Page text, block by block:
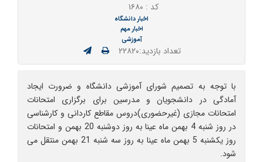
کد : ۱۶۸۰
اخبار دانشگاه
اخبار مهم
آموزشی
تعداد بازدید:۲۲۸۲۰
با توجه به تصمیم شورای آموزشی دانشگاه و ضرورت ایجاد
آمادگی در دانشجویان و مدرسین برای برگزاری امتحانات
امتحانات مجازی (غیرحضوری)دروس مقاطع کاردانی و کارشناسی
در روز شنبه 4 بهمن ماه عینا به روز دوشنبه 20 بهمن و امتحانات
روز یکشنبه 5 بهمن ماه عینا به روز سه شنبه 21 بهمن منتقل می
شود.